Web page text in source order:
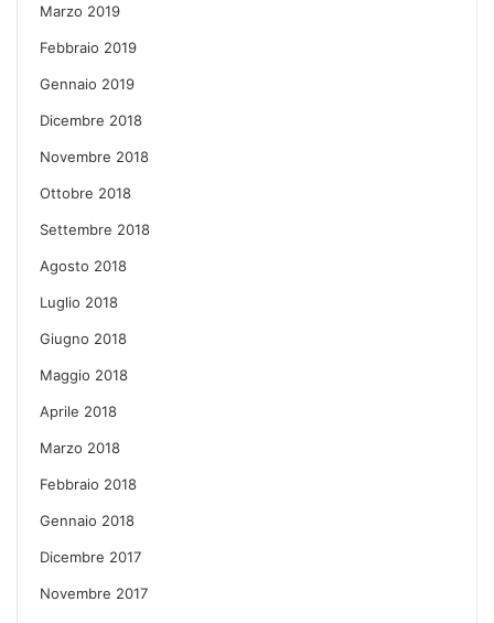
Marzo 2019
Febbraio 2019
Gennaio 2019
Dicembre 2018
Novembre 2018
Ottobre 2018
Settembre 2018
Agosto 2018
Luglio 2018
Giugno 2018
Maggio 2018
Aprile 2018
Marzo 2018
Febbraio 2018
Gennaio 2018
Dicembre 2017
Novembre 2017